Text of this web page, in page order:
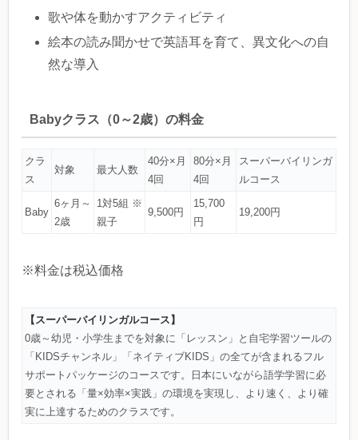
歌や体を動かすアクティビティ
絵本の読み聞かせで英語耳を育て、異文化への自
然な導入
Babyクラス（0～2歳）の料金
クラ
ス
対象 最大人数
40分×月
4回
80分×月
4回
スーパーバイリンガ
ルコース
Baby
6ヶ月～
2歳
1対5組 ※
親子
9,500円
15,700
円
19,200円
※料金は税込価格
【スーパーバイリンガルコース】
0歳～幼児・小学生までを対象に「レッスン」と自宅学習ツールの
「KIDSチャンネル」「ネイティブKIDS」の全てが含まれるフル
サポートパッケージのコースです。日本にいながら語学学習に必
要とされる「量×効率×実践」の環境を実現し、より速く、より確
実に上達するためのクラスです。